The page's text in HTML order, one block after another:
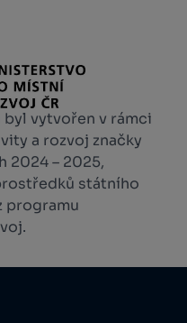
vytvořen v rámci
a rozvoj značky
2024 – 2025,
státního
programu